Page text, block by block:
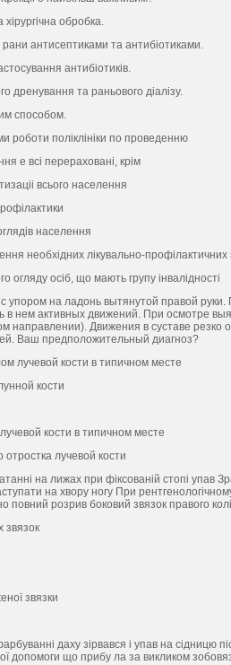
хiрургiчна обробка.
антисептиками та антибiотиками.
антибiотикiв.
дренування та раньового дiалiзу.
способом.
роботи полiклiнiки по проведенню
e всi перерахованi, крiм
всього населення
населення
необхiдних лiкувально-профiлактичних
огляду осiб, що мають групу iнвалiдностi
упором на ладонь вытянутой правой
в нем активных движений. При осмотре
направлении). Движения в суставе резко
Ваш предположительный диагноз?
лучевой кости в типичном месте
кости
кости в типичном месте
лучевой кости
на лижах при фіксованій стопі упав
на хвору ногу При
повний розрив боковий звязок правого
звязок
звязки
даху зірвався і упав на сідницю
допомоги що прибу ла за викликом